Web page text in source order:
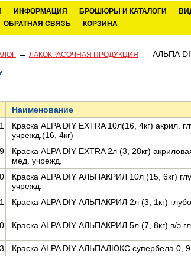
ИНФОРМАЦИЯ БРОШЮРЫ И КАТАЛОГИ
ОБРАТНАЯ СВЯЗЬ КОРЗИНА
→ ЛАКОКРАСОЧНАЯ ПРОДУКЦИЯ → АЛЬПА
Наименование
Краска ALPA DIY EXTRA 10л(16, 4кг) акрил.
учрежд.(16, 4кг)
Краска ALPA DIY EXTRA 2л (3, 28кг)
мед. учрежд.
Краска ALPA DIY АЛЬПАКРИЛ 10л (15, 6кг)
учрежд.
Краска ALPA DIY АЛЬПАКРИЛ 2л (3, 1кг)
Краска ALPA DIY АЛЬПАКРИЛ 5л (7, 8кг) в/э
Краска ALPA DIY АЛЬПАЛЮКС супербела 0,